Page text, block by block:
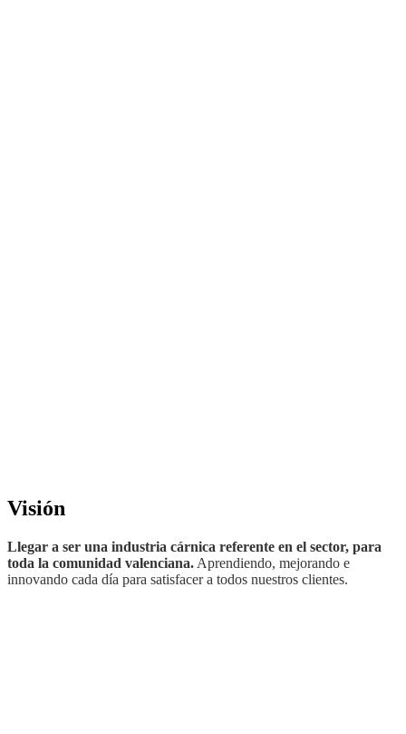
Visión
Llegar a ser una industria cárnica referente en el sector, para
toda la comunidad valenciana. Aprendiendo, mejorando e
innovando cada día para satisfacer a todos nuestros clientes.